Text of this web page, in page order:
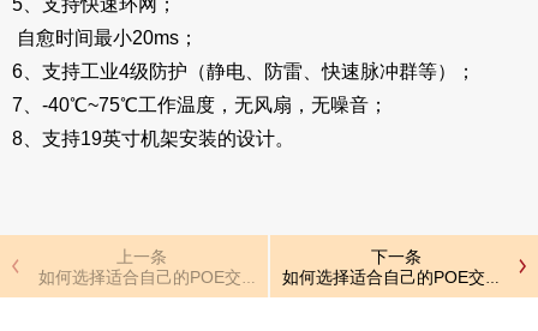
5、支持快速环网；
自愈时间最小20ms；
6、支持工业4级防护（静电、防雷、快速脉冲群等）；
7、-40℃~75℃工作温度，无风扇，无噪音；
8、支持19英寸机架安装的设计。
上一条
如何选择适合自己的POE交换机
下一条
如何选择适合自己的POE交换机